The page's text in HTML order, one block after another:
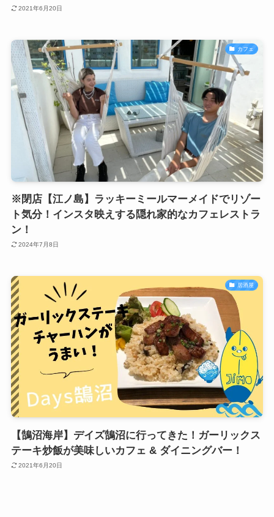
2021年6月20日
カフェ
※閉店【江ノ島】ラッキーミールマーメイドでリゾー
ト気分！インスタ映えする隠れ家的なカフェレストラ
ン！
2024年7月8日
居酒屋
【鵠沼海岸】デイズ鵠沼に行ってきた！ガーリックス
テーキ炒飯が美味しいカフェ & ダイニングバー！
2021年6月20日